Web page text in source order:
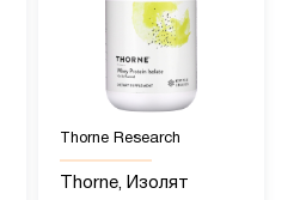
Thorne Research
Thorne, Изолят